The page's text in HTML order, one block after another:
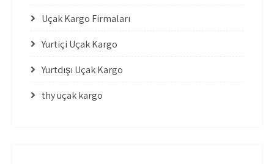
Uçak Kargo Firmaları
Yurtiçi Uçak Kargo
Yurtdışı Uçak Kargo
thy uçak kargo